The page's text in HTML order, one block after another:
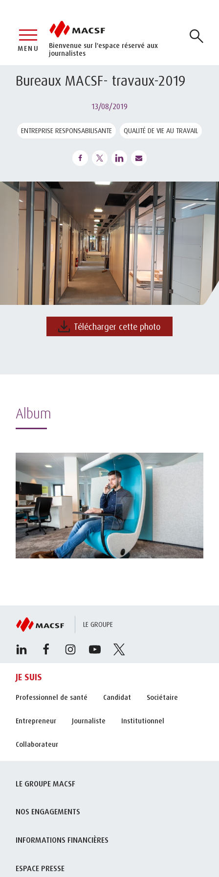
Bienvenue sur l'espace réservé aux
journalistes
MENU
Bureaux MACSF- travaux-2019
13/08/2019
ENTREPRISE RESPONSABILISANTE QUALITÉ DE VIE AU TRAVAIL
Télécharger cette photo
Album
LE GROUPE
JE SUIS
Professionnel de santé Candidat Sociétaire
Entrepreneur Journaliste Institutionnel
Collaborateur
LE GROUPE MACSF
NOS ENGAGEMENTS
INFORMATIONS FINANCIÈRES
ESPACE PRESSE